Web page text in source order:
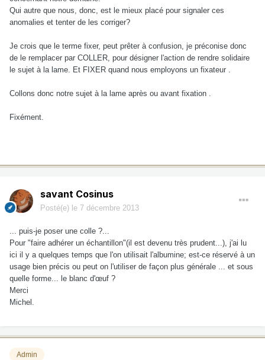
Qui autre que nous, donc, est le mieux placé pour signaler ces
anomalies et tenter de les corriger?
Je crois que le terme fixer, peut prêter à confusion, je préconise donc
de le remplacer par COLLER, pour désigner l'action de rendre solidaire
le sujet à la lame. Et FIXER quand nous employons un fixateur .
Collons donc notre sujet à la lame après ou avant fixation .
Fixément.
savant Cosinus
Posté(e) le 7 décembre 2013
... puis-je poser une colle ?...
Pour "faire adhérer un échantillon"(il est devenu très prudent...), j'ai lu
ici il y a quelques temps que l'on utilisait l'albumine; est-ce réservé à un
usage bien précis ou peut on l'utiliser de façon plus générale ... et sous
quelle forme... le blanc d'œuf ?
Merci
Michel.
Admin